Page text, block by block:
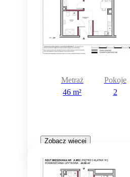
Metraż
46 m²
Pokoje
2
Zobacz więcej